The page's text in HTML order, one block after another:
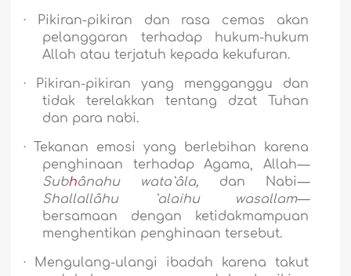
·
Pikiran-pikiran dan rasa cemas akan
pelanggaran terhadap hukum-hukum
Allah atau terjatuh kepada kekufuran.
·
Pikiran-pikiran yang mengganggu dan
tidak terelakkan tentang dzat Tuhan
dan para nabi.
·
Tekanan emosi yang berlebihan karena
penghinaan terhadap Agama, Allah—
Subhânahu wata`âla, dan Nabi—
Shallallâhu `alaihu wasallam—
bersamaan dengan ketidakmampuan
menghentikan penghinaan tersebut.
·
Mengulang-ulangi ibadah karena takut